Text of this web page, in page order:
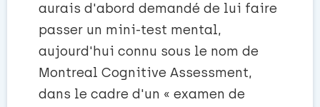
aurais d'abord demandé de lui faire
passer un mini-test mental,
aujourd'hui connu sous le nom de
Montreal Cognitive Assessment,
dans le cadre d'un « examen de